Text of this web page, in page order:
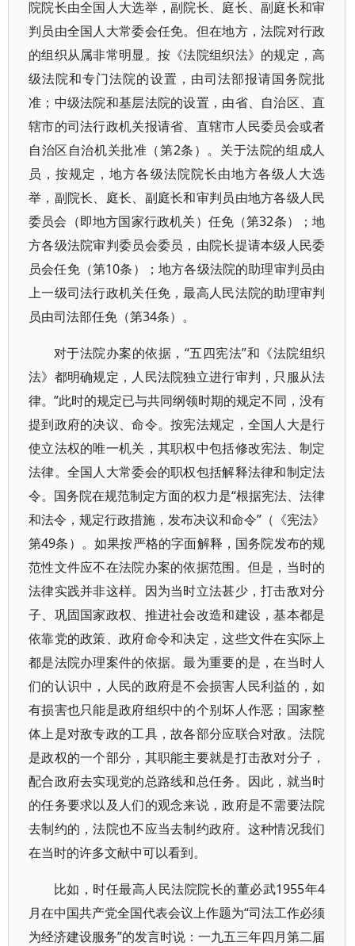
院院长由全国人大选举，副院长、庭长、副庭长和审
判员由全国人大常委会任免。但在地方，法院对行政
的组织从属非常明显。按《法院组织法》的规定，高
级法院和专门法院的设置，由司法部报请国务院批
准；中级法院和基层法院的设置，由省、自治区、直
辖市的司法行政机关报请省、直辖市人民委员会或者
自治区自治机关批准（第2条）。关于法院的组成人
员，按规定，地方各级法院院长由地方各级人大选
举，副院长、庭长、副庭长和审判员由地方各级人民
委员会（即地方国家行政机关）任免（第32条）；地
方各级法院审判委员会委员，由院长提请本级人民委
员会任免（第10条）；地方各级法院的助理审判员由
上一级司法行政机关任免，最高人民法院的助理审判
员由司法部任免（第34条）。
对于法院办案的依据，“五四宪法”和《法院组织
法》都明确规定，人民法院独立进行审判，只服从法
律。”此时的规定已与共同纲领时期的规定不同，没有
提到政府的决议、命令。按宪法规定，全国人大是行
使立法权的唯一机关，其职权中包括修改宪法、制定
法律。全国人大常委会的职权包括解释法律和制定法
令。国务院在规范制定方面的权力是“根据宪法、法律
和法令，规定行政措施，发布决议和命令”（《宪法》
第49条）。如果按严格的字面解释，国务院发布的规
范性文件应不在法院办案的依据范围。但是，当时的
法律实践并非这样。因为当时立法甚少，打击敌对分
子、巩固国家政权、推进社会改造和建设，基本都是
依靠党的政策、政府命令和决定，这些文件在实际上
都是法院办理案件的依据。最为重要的是，在当时人
们的认识中，人民的政府是不会损害人民利益的，如
有损害也只能是政府组织中的个别坏人作恶；国家整
体上是对敌专政的工具，故各部分应联合对敌。法院
是政权的一个部分，其职能主要就是打击敌对分子，
配合政府去实现党的总路线和总任务。因此，就当时
的任务要求以及人们的观念来说，政府是不需要法院
去制约的，法院也不应当去制约政府。这种情况我们
在当时的许多文献中可以看到。
比如，时任最高人民法院院长的董必武1955年4
月在中国共产党全国代表会议上作题为“司法工作必须
为经济建设服务”的发言时说：一九五三年四月第二届